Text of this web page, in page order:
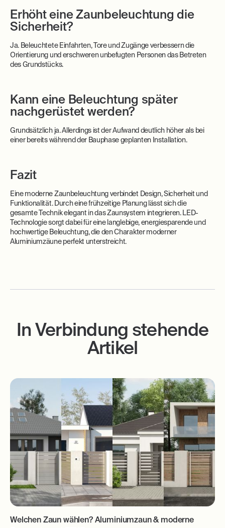
Erhöht eine Zaunbeleuchtung die
Sicherheit?
Ja. Beleuchtete Einfahrten, Tore und Zugänge verbessern die
Orientierung und erschweren unbefugten Personen das Betreten
des Grundstücks.
Kann eine Beleuchtung später
nachgerüstet werden?
Grundsätzlich ja. Allerdings ist der Aufwand deutlich höher als bei
einer bereits während der Bauphase geplanten Installation.
Fazit
Eine moderne Zaunbeleuchtung verbindet Design, Sicherheit und
Funktionalität. Durch eine frühzeitige Planung lässt sich die
gesamte Technik elegant in das Zaunsystem integrieren. LED-
Technologie sorgt dabei für eine langlebige, energiesparende und
hochwertige Beleuchtung, die den Charakter moderner
Aluminiumzäune perfekt unterstreicht.
In Verbindung stehende
Artikel
Welchen Zaun wählen? Aluminiumzaun & moderne